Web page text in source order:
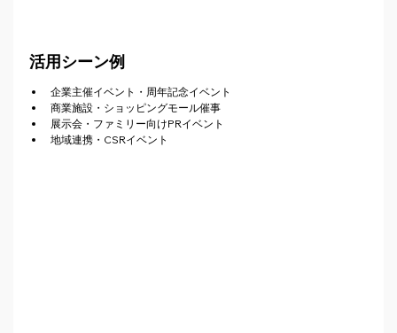
活用シーン例
企業主催イベント・周年記念イベント
商業施設・ショッピングモール催事
展示会・ファミリー向けPRイベント
地域連携・CSRイベント